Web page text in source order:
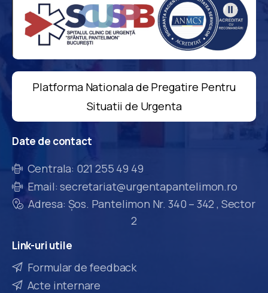
Platforma Nationala de Pregatire Pentru
Situatii de Urgenta
Date de contact
Centrala: 021 255 49 49
Email: secretariat@urgentapantelimon.ro
Adresa: Șos. Pantelimon Nr. 340 – 342 , Sector
2
Link-uriutile
Formular de feedback
Acte internare